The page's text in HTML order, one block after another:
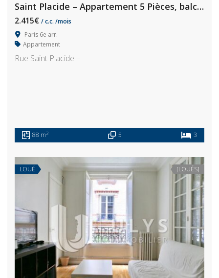
Saint Placide – Appartement 5 Pièces, balcon
2.415€ / c.c. /mois
Paris 6e arr.
Appartement
Rue Saint Placide –
88 m2 5 3
LOUÉ [LOUÉS]